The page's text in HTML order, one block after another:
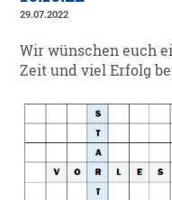
29.07.2022
Wir wünschen euch
Zeit und viel Erfolg